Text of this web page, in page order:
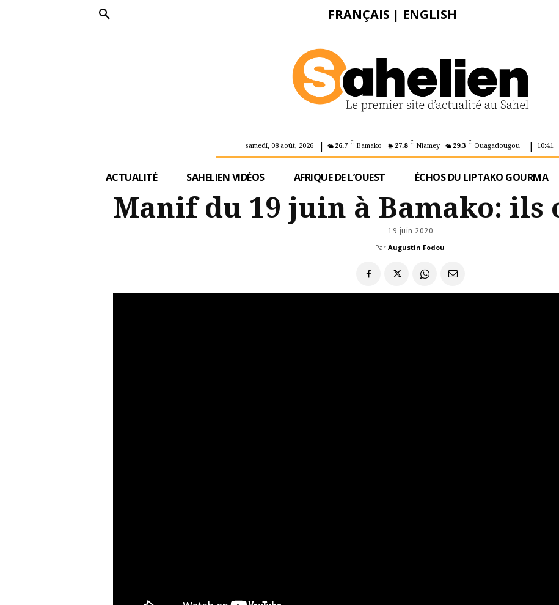
FRANÇAIS | ENGLISH
samedi, 08 août, 2026 | 26.7 C Bamako 27.8 C Niamey 29.3 C Ouagadougou | 10:41
ACTUALITÉ SAHELIEN VIDÉOS AFRIQUE DE L’OUEST ÉCHOS DU LIPTAKO GOURMA
Manif du 19 juin à Bamako:
19 juin 2020
Par Augustin Fodou